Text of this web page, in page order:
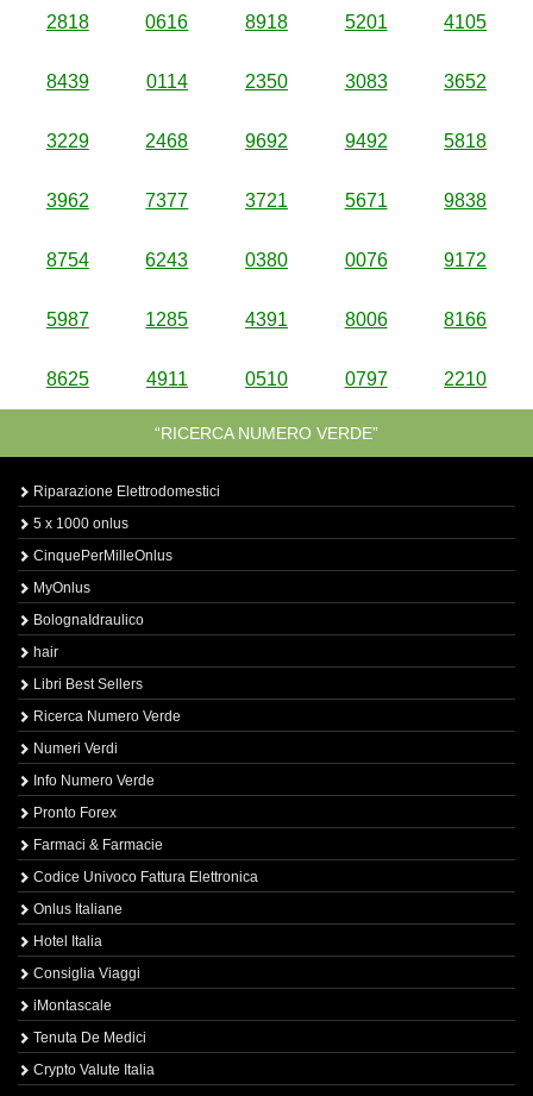
2818 0616 8918 5201 4105
8439 0114 2350 3083 3652
3229 2468 9692 9492 5818
3962 7377 3721 5671 9838
8754 6243 0380 0076 9172
5987 1285 4391 8006 8166
8625 4911 0510 0797 2210
“RICERCA NUMERO VERDE”
Riparazione Elettrodomestici
5 x 1000 onlus
CinquePerMilleOnlus
MyOnlus
BolognaIdraulico
hair
Libri Best Sellers
Ricerca Numero Verde
Numeri Verdi
Info Numero Verde
Pronto Forex
Farmaci & Farmacie
Codice Univoco Fattura Elettronica
Onlus Italiane
Hotel Italia
Consiglia Viaggi
iMontascale
Tenuta De Medici
Crypto Valute Italia